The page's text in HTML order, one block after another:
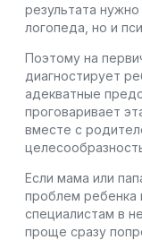
результата
логопеда, но и
Поэтому на
диагностирует
адекватные
проговаривает
вместе с
Если мама или
проблем ребенка
специалистам в
проще сразу